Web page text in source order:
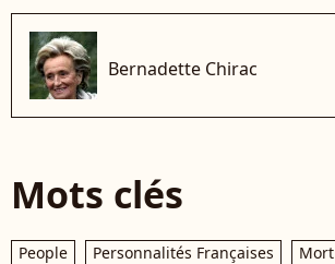
Bernadette Chirac
Mots clés
People Personnalités Françaises Mort